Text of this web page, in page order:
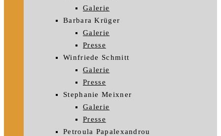
Galerie
Barbara Krüger
Galerie
Presse
Winfriede Schmitt
Galerie
Presse
Stephanie Meixner
Galerie
Presse
Petroula Papalexandrou